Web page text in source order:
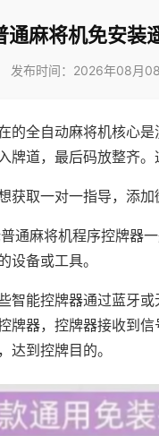
通麻将机免安装
发布时间：2026年08月
的全自动麻将机核心
道，最后码放整齐。
获取一对一指导，添加
通麻将机程序控牌器
设备或工具。
智能控牌器通过蓝牙
牌器，控牌器接收到
达到控牌目的。